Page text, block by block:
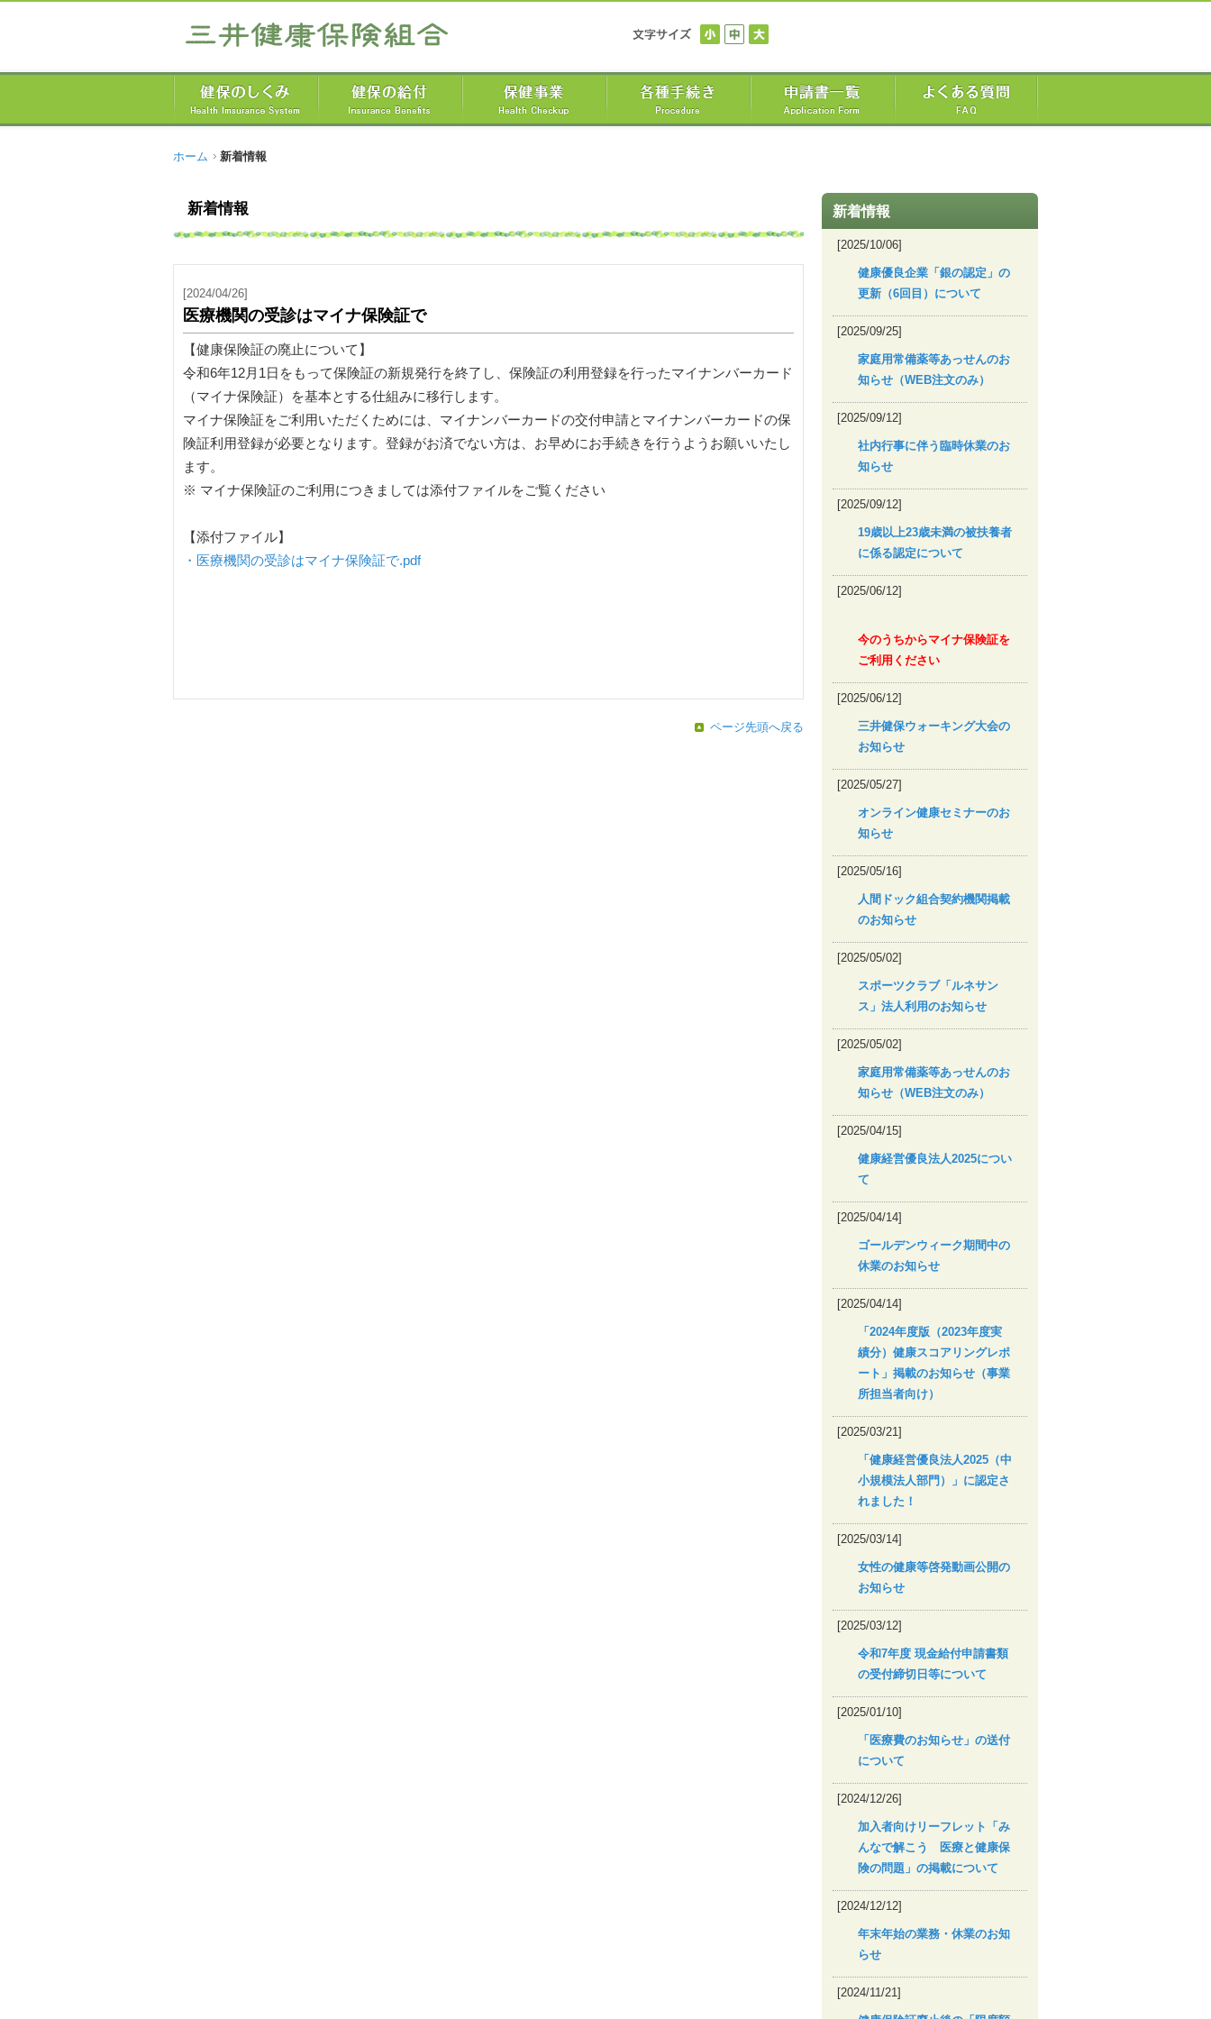
ホーム 新着情報
新着情報
[2024/04/26]
医療機関の受診はマイナ保険証で
【健康保険証の廃止について】
令和6年12月1日をもって保険証の新規発行を終了し、保険証の利用登録を行ったマイナンバーカード
（マイナ保険証）を基本とする仕組みに移行します。
マイナ保険証をご利用いただくためには、マイナンバーカードの交付申請とマイナンバーカードの保
険証利用登録が必要となります。登録がお済でない方は、お早めにお手続きを行うようお願いいたし
ます。
※ マイナ保険証のご利用につきましては添付ファイルをご覧ください
【添付ファイル】
・医療機関の受診はマイナ保険証で.pdf
ページ先頭へ戻る
新着情報
[2025/10/06]
健康優良企業「銀の認定」の
更新（6回目）について
[2025/09/25]
家庭用常備薬等あっせんのお
知らせ（WEB注文のみ）
[2025/09/12]
社内行事に伴う臨時休業のお
知らせ
[2025/09/12]
19歳以上23歳未満の被扶養者
に係る認定について
[2025/06/12]
今のうちからマイナ保険証を
ご利用ください
[2025/06/12]
三井健保ウォーキング大会の
お知らせ
[2025/05/27]
オンライン健康セミナーのお
知らせ
[2025/05/16]
人間ドック組合契約機関掲載
のお知らせ
[2025/05/02]
スポーツクラブ「ルネサン
ス」法人利用のお知らせ
[2025/05/02]
家庭用常備薬等あっせんのお
知らせ（WEB注文のみ）
[2025/04/15]
健康経営優良法人2025につい
て
[2025/04/14]
ゴールデンウィーク期間中の
休業のお知らせ
[2025/04/14]
「2024年度版（2023年度実
績分）健康スコアリングレポ
ート」掲載のお知らせ（事業
所担当者向け）
[2025/03/21]
「健康経営優良法人2025（中
小規模法人部門）」に認定さ
れました！
[2025/03/14]
女性の健康等啓発動画公開の
お知らせ
[2025/03/12]
令和7年度 現金給付申請書類
の受付締切日等について
[2025/01/10]
「医療費のお知らせ」の送付
について
[2024/12/26]
加入者向けリーフレット「み
んなで解こう 医療と健康保
険の問題」の掲載について
[2024/12/12]
年末年始の業務・休業のお知
らせ
[2024/11/21]